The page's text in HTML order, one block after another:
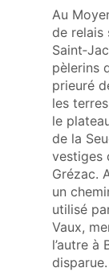
Au
de relais
pèlerins
prieuré
les
le
de la
vestiges
Grézac.
un
utilisé
Vaux,
l’autre à
disparue.